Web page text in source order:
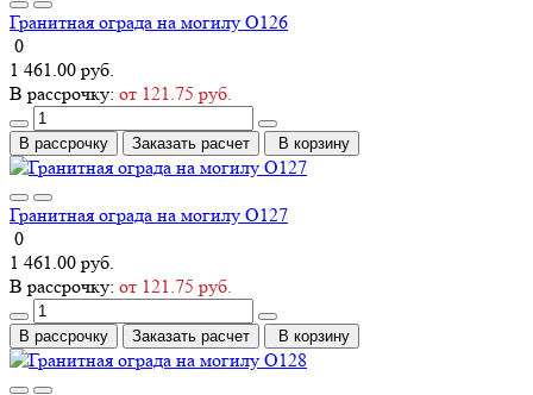
Гранитная ограда на могилу О126
0
1 461.00 руб.
В рассрочку: от 121.75 руб.
В рассрочку Заказать расчет В корзину
Гранитная ограда на могилу О127
0
1 461.00 руб.
В рассрочку: от 121.75 руб.
В рассрочку Заказать расчет В корзину